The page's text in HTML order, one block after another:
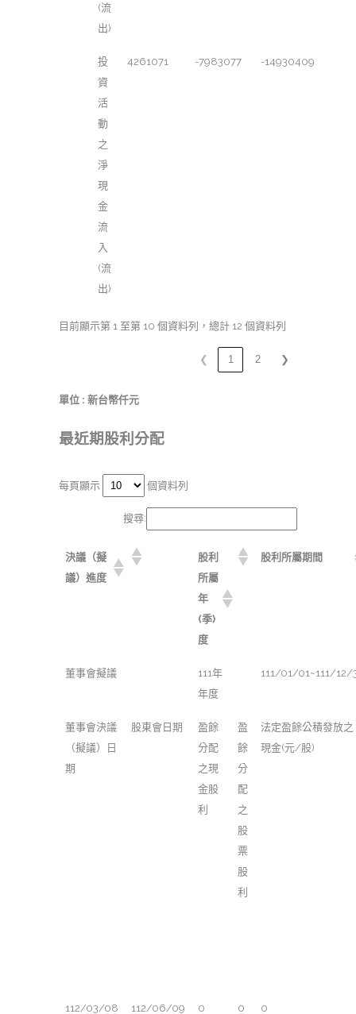
(流
出)
投
資
活
動
之
淨
現
金
流
入
(流
出)
4261071 -7983077 -14930409
目前顯示第 1 至第 10 個資料列，總計 12 個資料列
❮ 1 2 ❯
單位 : 新台幣仟元
最近期股利分配
每頁顯示 個資料列
搜尋:
決議（擬
議）進度
股利
所屬
年
(季)
度
股利所屬期間
董事會擬議
111年
年度
111/01/01~111/12/
董事會決議
（擬議）日
期
股東會日期
盈餘
分配
之現
金股
利
盈
餘
分
配
之
股
票
股
利
法定盈餘公積發放之
現金(元/股)
112/03/08 112/06/09 0 0 0